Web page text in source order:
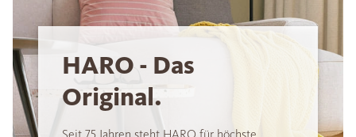
HARO - Das
Original.